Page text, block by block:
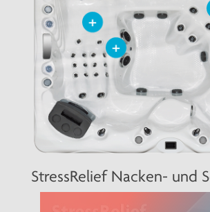
+
+
StressRelief Nacken- und